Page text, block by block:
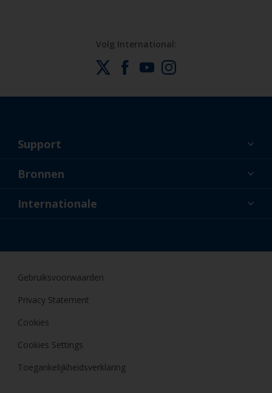
Volg International:
Support
Over ons
Bronnen
Nieuws
Internationale
Gebruiksvoorwaarden
Privacy Statement
Cookies
Cookies Settings
Toegankelijkheidsverklaring